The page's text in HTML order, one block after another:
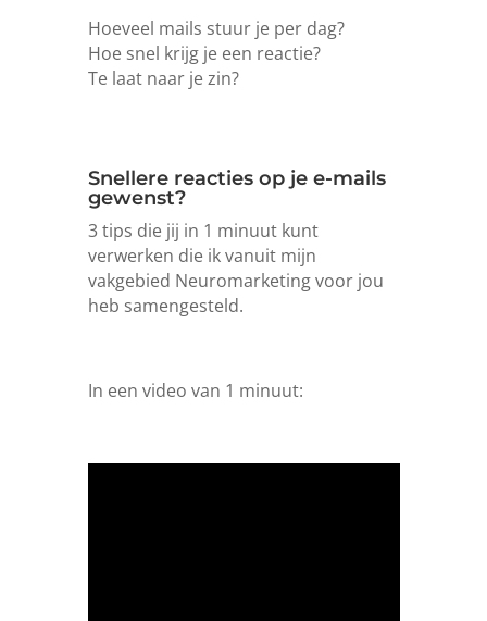
Hoeveel mails stuur je per dag?
Hoe snel krijg je een reactie?
Te laat naar je zin?
Snellere reacties op je e-mails
gewenst?
3 tips die jij in 1 minuut kunt
verwerken die ik vanuit mijn
vakgebied Neuromarketing voor jou
heb samengesteld.
In een video van 1 minuut: